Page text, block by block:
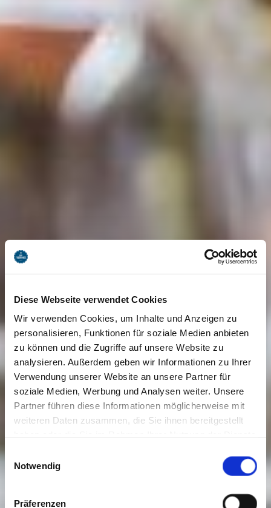
Diese Webseite verwendet Cookies
Wir verwenden Cookies, um Inhalte und Anzeigen zu
personalisieren, Funktionen für soziale Medien anbieten
zu können und die Zugriffe auf unsere Website zu
analysieren. Außerdem geben wir Informationen zu Ihrer
Verwendung unserer Website an unsere Partner für
soziale Medien, Werbung und Analysen weiter. Unsere
Partner führen diese Informationen möglicherweise mit
weiteren Daten zusammen, die Sie ihnen bereitgestellt
Cookies, wenn Sie unsere Webseite weiterhin nutzen.
Einwilligungsauswahl
Notwendig
Präferenzen